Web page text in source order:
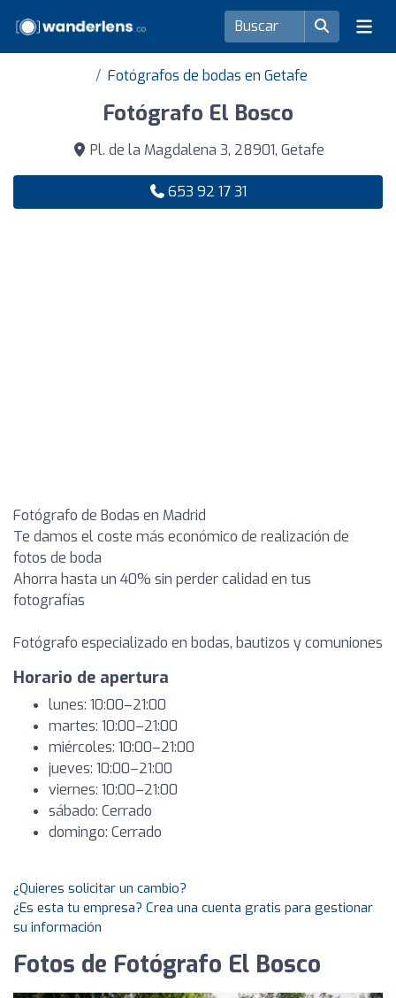
Fotógrafos de bodas en Getafe
Fotógrafo El Bosco
Pl. de la Magdalena 3, 28901, Getafe
653 92 17 31
Fotógrafo de Bodas en Madrid
Te damos el coste más económico de realización de
fotos de boda
Ahorra hasta un 40% sin perder calidad en tus
fotografías
Fotógrafo especializado en bodas, bautizos y comuniones
Horario de apertura
lunes: 10:00–21:00
martes: 10:00–21:00
miércoles: 10:00–21:00
jueves: 10:00–21:00
viernes: 10:00–21:00
sábado: Cerrado
domingo: Cerrado
¿Quieres solicitar un cambio?
¿Es esta tu empresa? Crea una cuenta gratis para gestionar
su información
Fotos de Fotógrafo El Bosco